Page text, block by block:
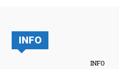
INFO
INFO